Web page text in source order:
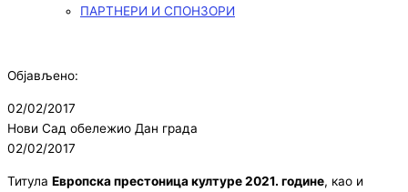
ПАРТНЕРИ И СПОНЗОРИ
Објављено:
02/02/2017
Нови Сад обележио Дан града
02/02/2017
Титула Европска престоница културе 2021. године, као и